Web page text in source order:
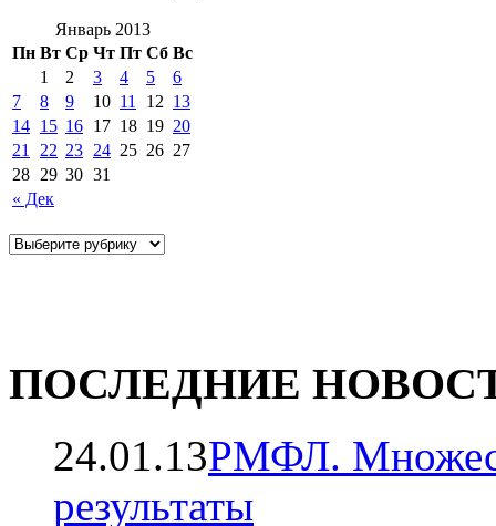
Январь 2013
Пн Вт Ср Чт Пт Сб Вс
« Дек
1 2 3 4 5
6
7
8 9 10 11 12 13
14 15 16 17 18 19 20
21
22 23 24 25 26 27
28 29 30 31
ПОСЛЕДНИЕ
24.01.13РМФЛ.
результаты